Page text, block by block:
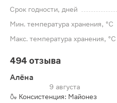
Срок годности, дней
Мин. температура хранения, °C
Макс. температура хранения, °C
494 отзыва
Алёна
9 августа
🍶 Консистенция: Майонез